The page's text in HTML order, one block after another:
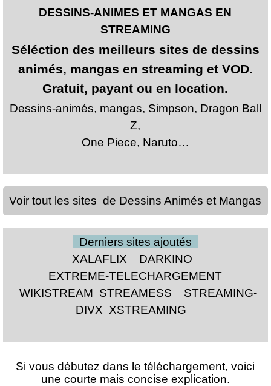
DESSINS-ANIMES ET MANGAS EN
STREAMING
Séléction des meilleurs sites de dessins
animés, mangas en streaming et VOD.
Gratuit, payant ou en location.
Dessins-animés, mangas, Simpson, Dragon Ball
Z,
One Piece, Naruto…
Voir tout les sites de Dessins Animés et Mangas
Derniers sites ajoutés
XALAFLIX
DARKINO
EXTREME-TELECHARGEMENT
WIKISTREAM STREAMESS
STREAMING-
DIVX XSTREAMING
Si vous débutez dans le téléchargement, voici
une courte mais concise explication.